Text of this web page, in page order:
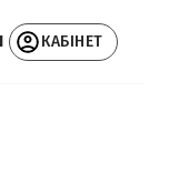
КАБІНЕТ